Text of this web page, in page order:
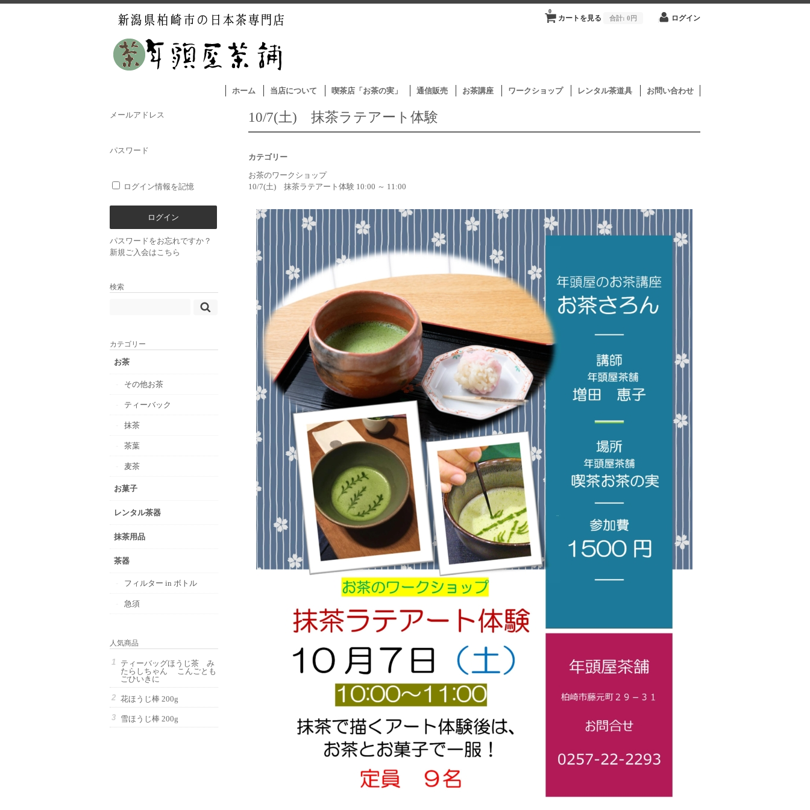
カートを見る
0
合計: 0円 ログイン
ホーム 当店について 喫茶店「お茶の実」 通信販売 お茶講座 ワークショップ レンタル茶道具 お問い合わせ
10/7(土) 抹茶ラテアート体験
カテゴリー
お茶のワークショップ
10/7(土) 抹茶ラテアート体験 10:00 ～ 11:00
メールアドレス
パスワード
ログイン情報を記憶
パスワードをお忘れですか？
新規ご入会はこちら
検索
カテゴリー
お茶
その他お茶
ティーバック
抹茶
茶葉
麦茶
お菓子
レンタル茶器
抹茶用品
茶器
フィルター in ボトル
急須
人気商品
ティーバッグほうじ茶 み
たらしちゃん こんごとも
ごひいきに
花ほうじ棒 200g
雪ほうじ棒 200g